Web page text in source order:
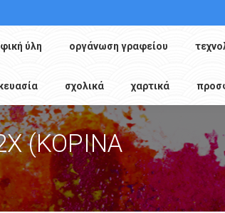
ύλη οργάνωση γραφείου
σχολικά χαρτικά
(ΚΟΡΙΝΑ
You